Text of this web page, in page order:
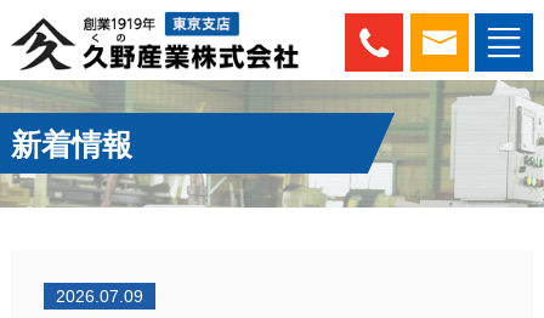
新着情報
2026.07.09